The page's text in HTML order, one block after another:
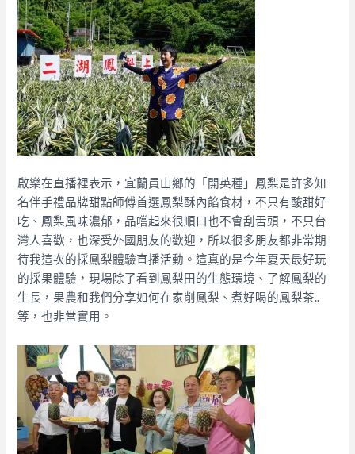
啟樂在直播裡表示，宜蘭員山鄉的「開英種」鳳梨是許多知
名伴手禮品牌甜點師傅首選鳳梨酥內餡食材，不只有酸甜好
吃、鳳梨風味濃郁，品嚐起來很順口也不會刮舌頭，不只台
灣人喜歡，也深受外國朋友的歡迎，所以很多朋友都非常期
待我這次的採鳳梨體驗直播活動。這真的是今年夏天最好玩
的採果體驗，現場除了看到鳳梨田的生態環境、了解鳳梨的
生長，果農和我們分享如何在家削鳳梨、煮好喝的鳳梨茶..
等，也非常實用。